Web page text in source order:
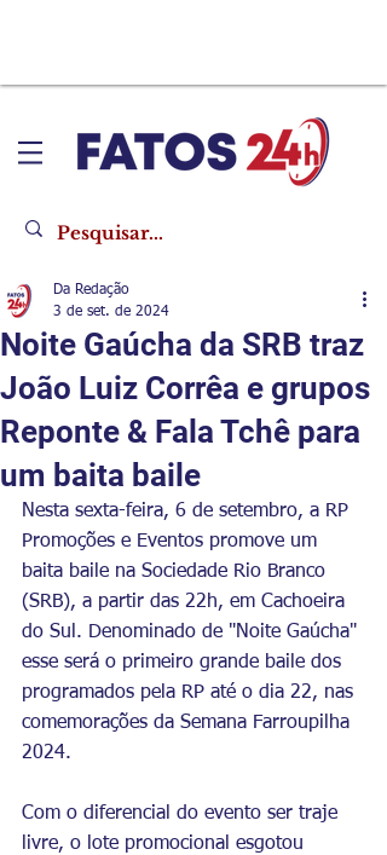
Noite Gaúcha da SRB traz
João Luiz Corrêa e grupos
Reponte & Fala Tchê para
um baita baile
Da Redação
3 de set. de 2024
Nesta sexta-feira, 6 de setembro, a RP
Promoções e Eventos promove um
baita baile na Sociedade Rio Branco
(SRB), a partir das 22h, em Cachoeira
do Sul. Denominado de "Noite Gaúcha"
esse será o primeiro grande baile dos
programados pela RP até o dia 22, nas
comemorações da Semana Farroupilha
2024.
Com o diferencial do evento ser traje
livre, o lote promocional esgotou